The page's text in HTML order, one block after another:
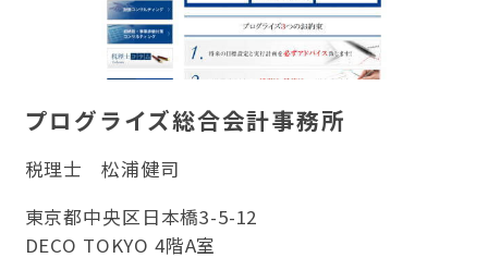
プログライズ総合会計事務所
税理士
松浦健司
東京都中央区日本橋3-5-12
DECO TOKYO 4階A室